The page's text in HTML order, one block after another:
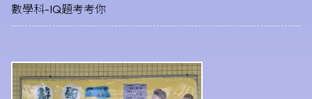
數學科-IQ題考考你